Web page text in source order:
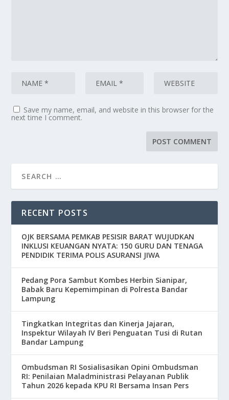
Save my name, email, and website in this browser for the
next time I comment.
RECENT POSTS
OJK BERSAMA PEMKAB PESISIR BARAT WUJUDKAN
INKLUSI KEUANGAN NYATA: 150 GURU DAN TENAGA
PENDIDIK TERIMA POLIS ASURANSI JIWA
Pedang Pora Sambut Kombes Herbin Sianipar,
Babak Baru Kepemimpinan di Polresta Bandar
Lampung
Tingkatkan Integritas dan Kinerja Jajaran,
Inspektur Wilayah IV Beri Penguatan Tusi di Rutan
Bandar Lampung
Ombudsman RI Sosialisasikan Opini Ombudsman
RI: Penilaian Maladministrasi Pelayanan Publik
Tahun 2026 kepada KPU RI Bersama Insan Pers